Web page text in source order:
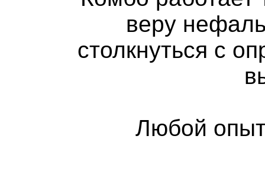
веру
столкнуться с
Любой